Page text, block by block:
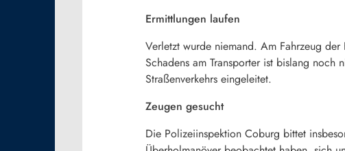
Ermittlungen laufen
Verletzt wurde niemand. Am Fahrzeug
Schadens am Transporter ist bislang
Straßenverkehrs eingeleitet.
Zeugen gesucht
Die Polizeiinspektion Coburg bittet